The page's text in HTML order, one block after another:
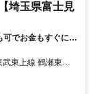
埼玉県富士見
でお金もすぐに手
東上線 鶴瀬東口
玉県富士見市エリ
駅、朝霞台駅、